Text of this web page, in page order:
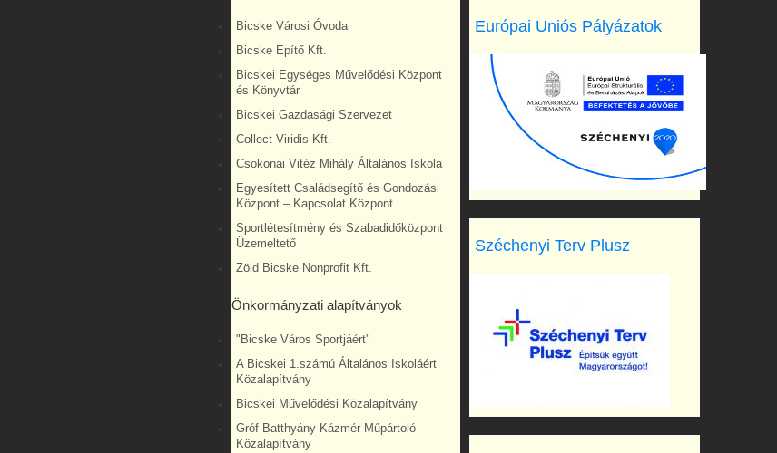
Bicske Városi Óvoda
Bicske Építő Kft.
Bicskei Egységes Művelődési Központ
és Könyvtár
Bicskei Gazdasági Szervezet
Collect Viridis Kft.
Csokonai Vitéz Mihály Általános Iskola
Egyesített Családsegítő és Gondozási
Központ – Kapcsolat Központ
Sportlétesítmény és Szabadidőközpont
Üzemeltető
Zöld Bicske Nonprofit Kft.
Önkormányzati alapítványok
"Bicske Város Sportjáért"
A Bicskei 1.számú Általános Iskoláért
Közalapítvány
Bicskei Művelődési Közalapítvány
Gróf Batthyány Kázmér Műpártoló
Közalapítvány
Európai Uniós Pályázatok
Széchenyi Terv Plusz